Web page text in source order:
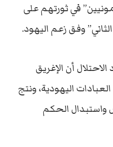
في ثورتهم على
وفق زعم اليهود.
أن الإغريق
اليهودية، ونتج
واستبدال الحكم